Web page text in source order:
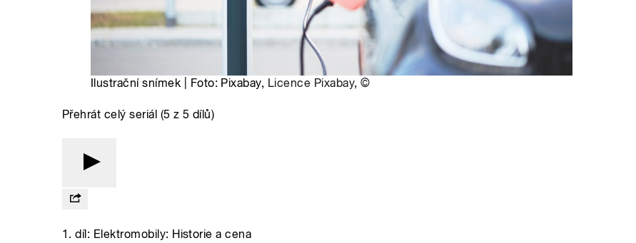
Ilustrační snímek | Foto: Pixabay, Licence Pixabay, ©
Přehrát celý seriál (5 z 5 dílů)
1. díl: Elektromobily: Historie a cena